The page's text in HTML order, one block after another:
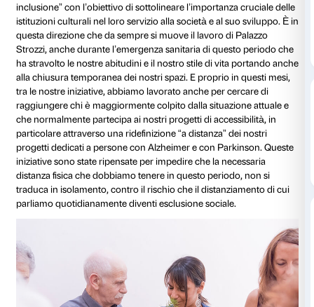
di Irene Balzani
Oggi, lunedì 18 maggio 2020, si celebra laGiornata
dei Musei, quest’anno intitolata “Musei per
istituzioni culturali nel loro servizio alla società e al
questa direzione che da sempre si muove il lavoro di
Strozzi, anche durante l’emergenza sanitaria di
ha stravolto le nostre abitudini e il nostro stile di vita